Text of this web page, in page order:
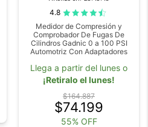
4.8
Medidor de Compresión y
Comprobador De Fugas De
Cilindros Gadnic 0 a 100 PSI
Automotriz Con Adaptadores
Llega a partir del lunes o
¡Retiralo el lunes!
$164.887
$74.199
55% OFF